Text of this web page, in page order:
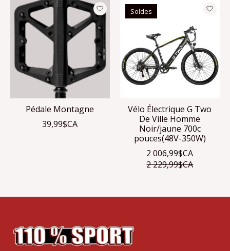
Pédale Montagne
39,99$CA
Soldes
Vélo Électrique G Two
De Ville Homme
Noir/jaune 700c
pouces(48V-350W)
2 006,99$CA
2 229,99$CA